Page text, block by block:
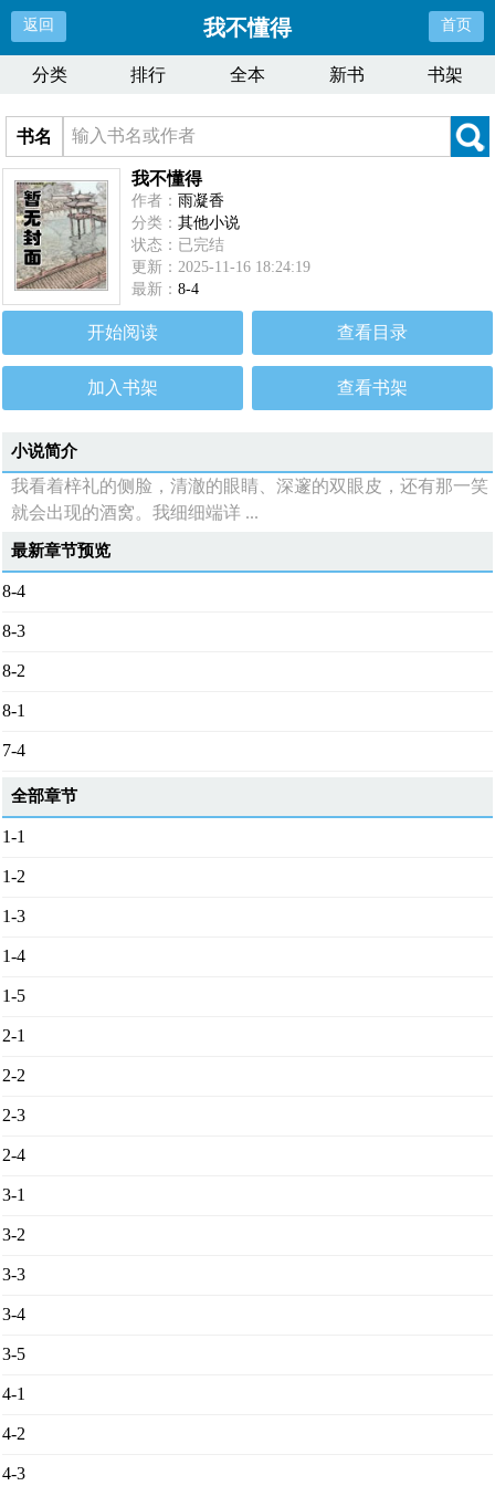
返回 我不懂得 首页
分类 排行 全本 新书 书架
书名
我不懂得
作者： 雨凝香
分类：其他小说
状态：已完结
更新：2025-11-16 18:24:19
最新：8-4
开始阅读 查看目录
加入书架 查看书架
小说简介
我看着梓礼的侧脸，清澈的眼睛、深邃的双眼皮，还有那一笑
就会出现的酒窝。我细细端详 ...
最新章节预览
8-4
8-3
8-2
8-1
7-4
全部章节
1-1
1-2
1-3
1-4
1-5
2-1
2-2
2-3
2-4
3-1
3-2
3-3
3-4
3-5
4-1
4-2
4-3